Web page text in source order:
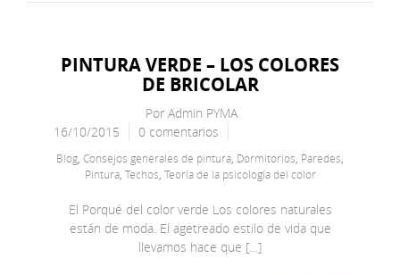
PINTURA VERDE – LOS COLORES
DE BRICOLAR
Por Admin PYMA
16/10/2015
0 comentarios
Blog Consejos generales de pintura Dormitorios Paredes
Pintura, Techos Teoría de la psicología del color
El Porqué del color verde Los colores naturales
están de moda. El agetreado estilo de vida que
llevamos hace que […]